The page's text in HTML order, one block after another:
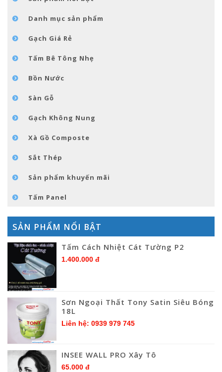
LIÊN HỆDanh mục sản phẩm
Gạch Giá Rẻ
Tấm Bê Tông Nhẹ
Bồn Nước
Sàn Gỗ
Gạch Không Nung
Xà Gồ Composte
Sắt Thép
Sản phẩm khuyến mãi
Tấm Panel
SẢN PHẨM NỔI BẬT
Tấm Cách Nhiệt Cát Tường P2
1.400.000 đ
Sơn Ngoại Thất Tony Satin Siêu Bóng
18L
Liên hệ: 0939 979 745
INSEE WALL PRO Xây Tô
65.000 đ